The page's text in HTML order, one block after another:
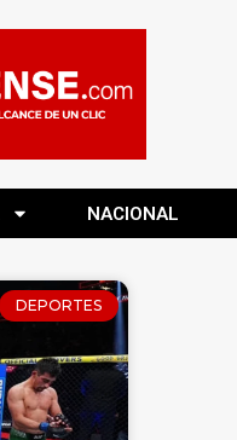
NACIONAL
DEPORTES